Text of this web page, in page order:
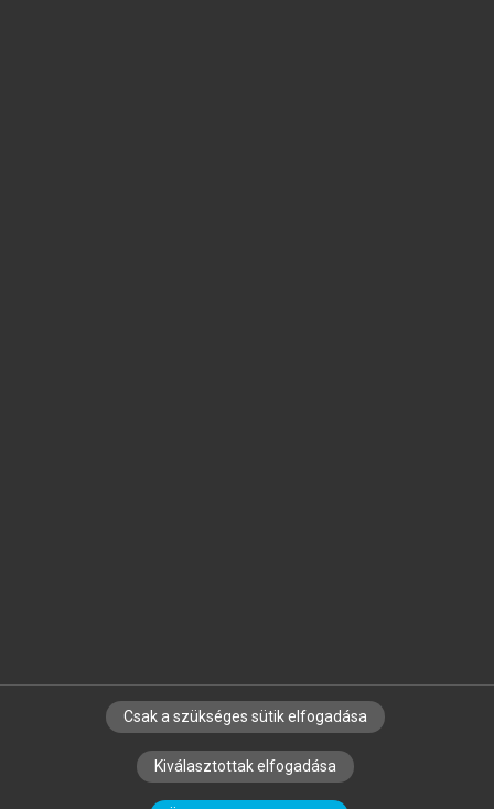
SZERZŐKNEK CÉGEKNEK KÖNYVTÁROSOKNAK
SZERKESZTÉSI ÉS LEKTORÁLÁSI ALAPELVEK
Csak a szükséges sütik elfogadása
Kiválasztottak elfogadása